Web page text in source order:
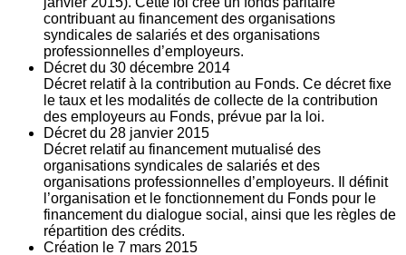
contribuant au financement des organisations
syndicales de salariés et des organisations
professionnelles d’employeurs.
Décret du 30 décembre 2014
Décret relatif à la contribution au Fonds. Ce décret fixe
le taux et les modalités de collecte de la contribution
des employeurs au Fonds, prévue par la loi.
Décret du 28 janvier 2015
Décret relatif au financement mutualisé des
organisations syndicales de salariés et des
organisations professionnelles d’employeurs. Il définit
l’organisation et le fonctionnement du Fonds pour le
financement du dialogue social, ainsi que les règles de
répartition des crédits.
Création le 7 mars 2015